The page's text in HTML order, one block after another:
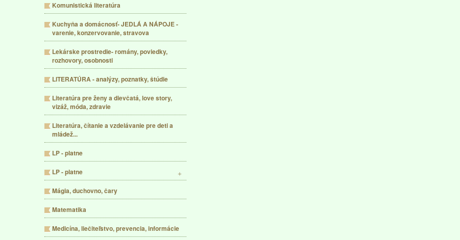
Komunistická literatúra
Kuchyňa a domácnosť- JEDLÁ A NÁPOJE -
varenie, konzervovanie, stravova
Lekárske prostredie- romány, poviedky,
rozhovory, osobnosti
LITERATÚRA - analýzy, poznatky, štúdie
Literatúra pre ženy a dievčatá, love story,
vizáž, móda, zdravie
Literatúra, čítanie a vzdelávanie pre deti a
mládež...
LP - platne
LP - platne
Mágia, duchovno, čary
Matematika
Medicína, liečiteľstvo, prevencia, informácie